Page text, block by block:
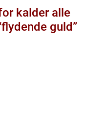
kalder alle
guld”